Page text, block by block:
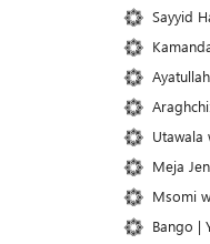
Sayyid
Utawala
Meja
Msomi
Bango |